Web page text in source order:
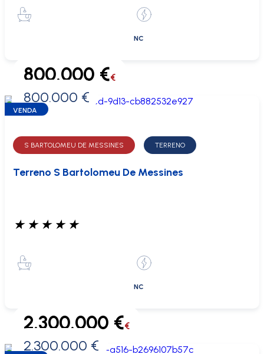
NC
0 €
800.000 €€
800.000 €
VENDA
S BARTOLOMEU DE MESSINES TERRENO
Terreno S Bartolomeu De Messines
★ ★ ★ ★ ★
NC
0 €
2.300.000 €€
2.300.000 €